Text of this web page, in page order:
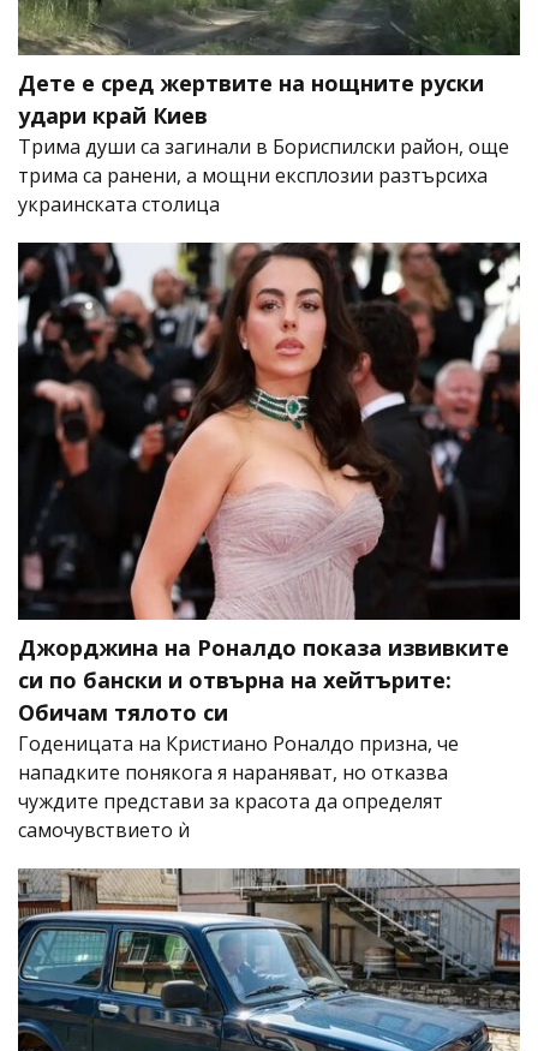
Дете е сред жертвите на нощните руски
удари край Киев
Трима души са загинали в Бориспилски район, още
трима са ранени, а мощни експлозии разтърсиха
украинската столица
Джорджина на Роналдо показа извивките
си по бански и отвърна на хейтърите:
Обичам тялото си
Годеницата на Кристиано Роналдо призна, че
нападките понякога я нараняват, но отказва
чуждите представи за красота да определят
самочувствието ѝ